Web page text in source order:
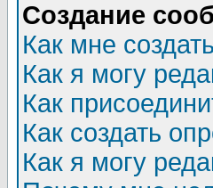
Создание
Как мне
Как я могу
Как
Как создать
Как я могу